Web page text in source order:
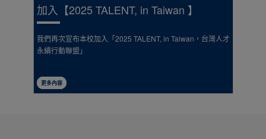
，台灣人才
115學年度新生網路註冊
五專.研究所.四技申請及甄選入學等115/08/03~09/06網路
冊，各管道時間請點進網頁查看。